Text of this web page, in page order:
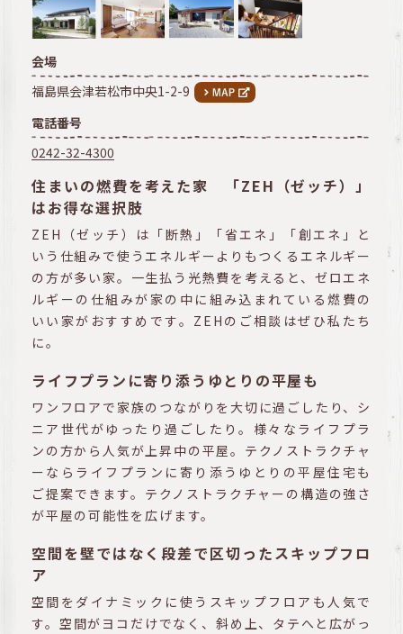
会場
福島県会津若松市中央1-2-9
電話番号
0242-32-4300
住まいの燃費を考えた家 「ZEH（ゼッチ）」
はお得な選択肢
ZEH（ゼッチ）は「断熱」「省エネ」「創エネ」と
いう仕組みで使うエネルギーよりもつくるエネルギー
の方が多い家。一生払う光熱費を考えると、ゼロエネ
ルギーの仕組みが家の中に組み込まれている燃費の
いい家がおすすめです。ZEHのご相談はぜひ私たち
に。
ライフプランに寄り添うゆとりの平屋も
ワンフロアで家族のつながりを大切に過ごしたり、シ
ニア世代がゆったり過ごしたり。様々なライフプラ
ンの方から人気が上昇中の平屋。テクノストラクチャ
ーならライフプランに寄り添うゆとりの平屋住宅も
ご提案できます。テクノストラクチャーの構造の強さ
が平屋の可能性を広げます。
空間を壁ではなく段差で区切ったスキップフロ
ア
空間をダイナミックに使うスキップフロアも人気で
す。空間がヨコだけでなく、斜め上、タテへと広がっ